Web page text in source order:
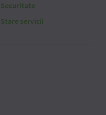
Securitate
Stare servicii